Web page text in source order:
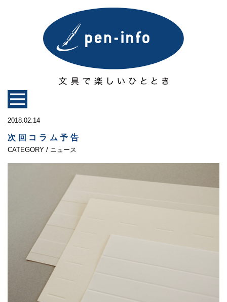
2018.02.14
次回コラム予告
CATEGORY / ニュース